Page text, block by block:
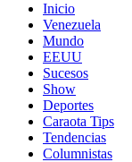
Inicio
Venezuela
Mundo
EEUU
Sucesos
Show
Deportes
Caraota Tips
Tendencias
Columnistas